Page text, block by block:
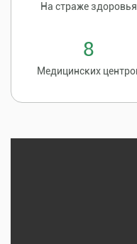
На страже здоровья
8
Медицинских